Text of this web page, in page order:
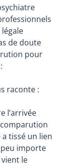
de doute
pour
raconte :
l’arrivée
comparution
tissé un lien
importe
le